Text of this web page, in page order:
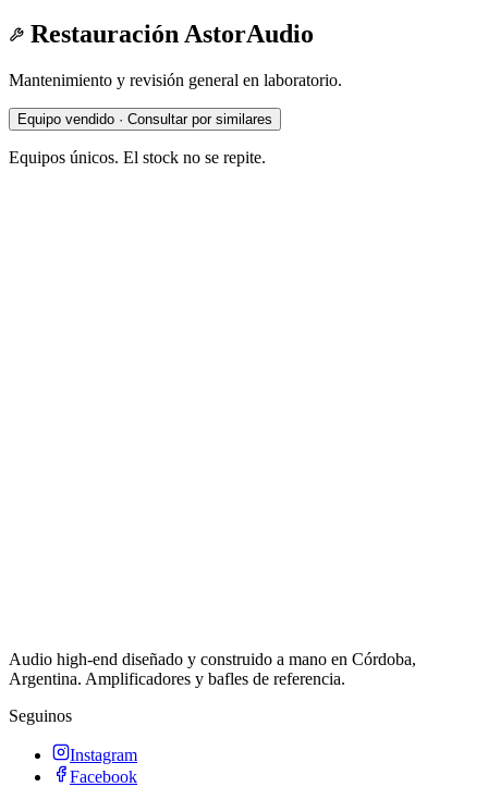
Restauración AstorAudio
Mantenimiento y revisión general en laboratorio.
Equipo vendido · Consultar por similares
Equipos únicos. El stock no se repite.
Audio high-end diseñado y construido a mano en Córdoba,
Argentina. Amplificadores y bafles de referencia.
Seguinos
Instagram
Facebook